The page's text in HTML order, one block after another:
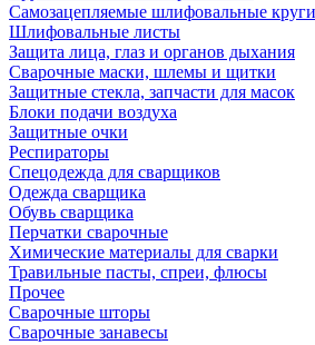
Самозацепляемые шлифовальные круги
Шлифовальные листы
Защита лица, глаз и органов дыхания
Сварочные маски, шлемы и щитки
Защитные стекла, запчасти для масок
Блоки подачи воздуха
Защитные очки
Респираторы
Спецодежда для сварщиков
Одежда сварщика
Обувь сварщика
Перчатки сварочные
Химические материалы для сварки
Травильные пасты, спреи, флюсы
Прочее
Сварочные шторы
Сварочные занавесы